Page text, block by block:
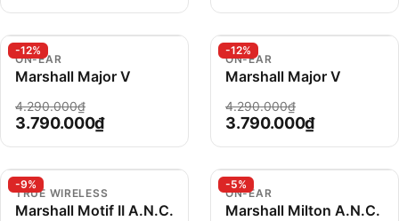
-12%
ON-EAR
Marshall Major V
3.790.000₫
4.290.000₫
-12%
ON-EAR
Marshall Major V
3.790.000₫
4.290.000₫
-9%
TRUE WIRELESS
Marshall Motif II A.N.C.
-5%
ON-EAR
Marshall Milton A.N.C.